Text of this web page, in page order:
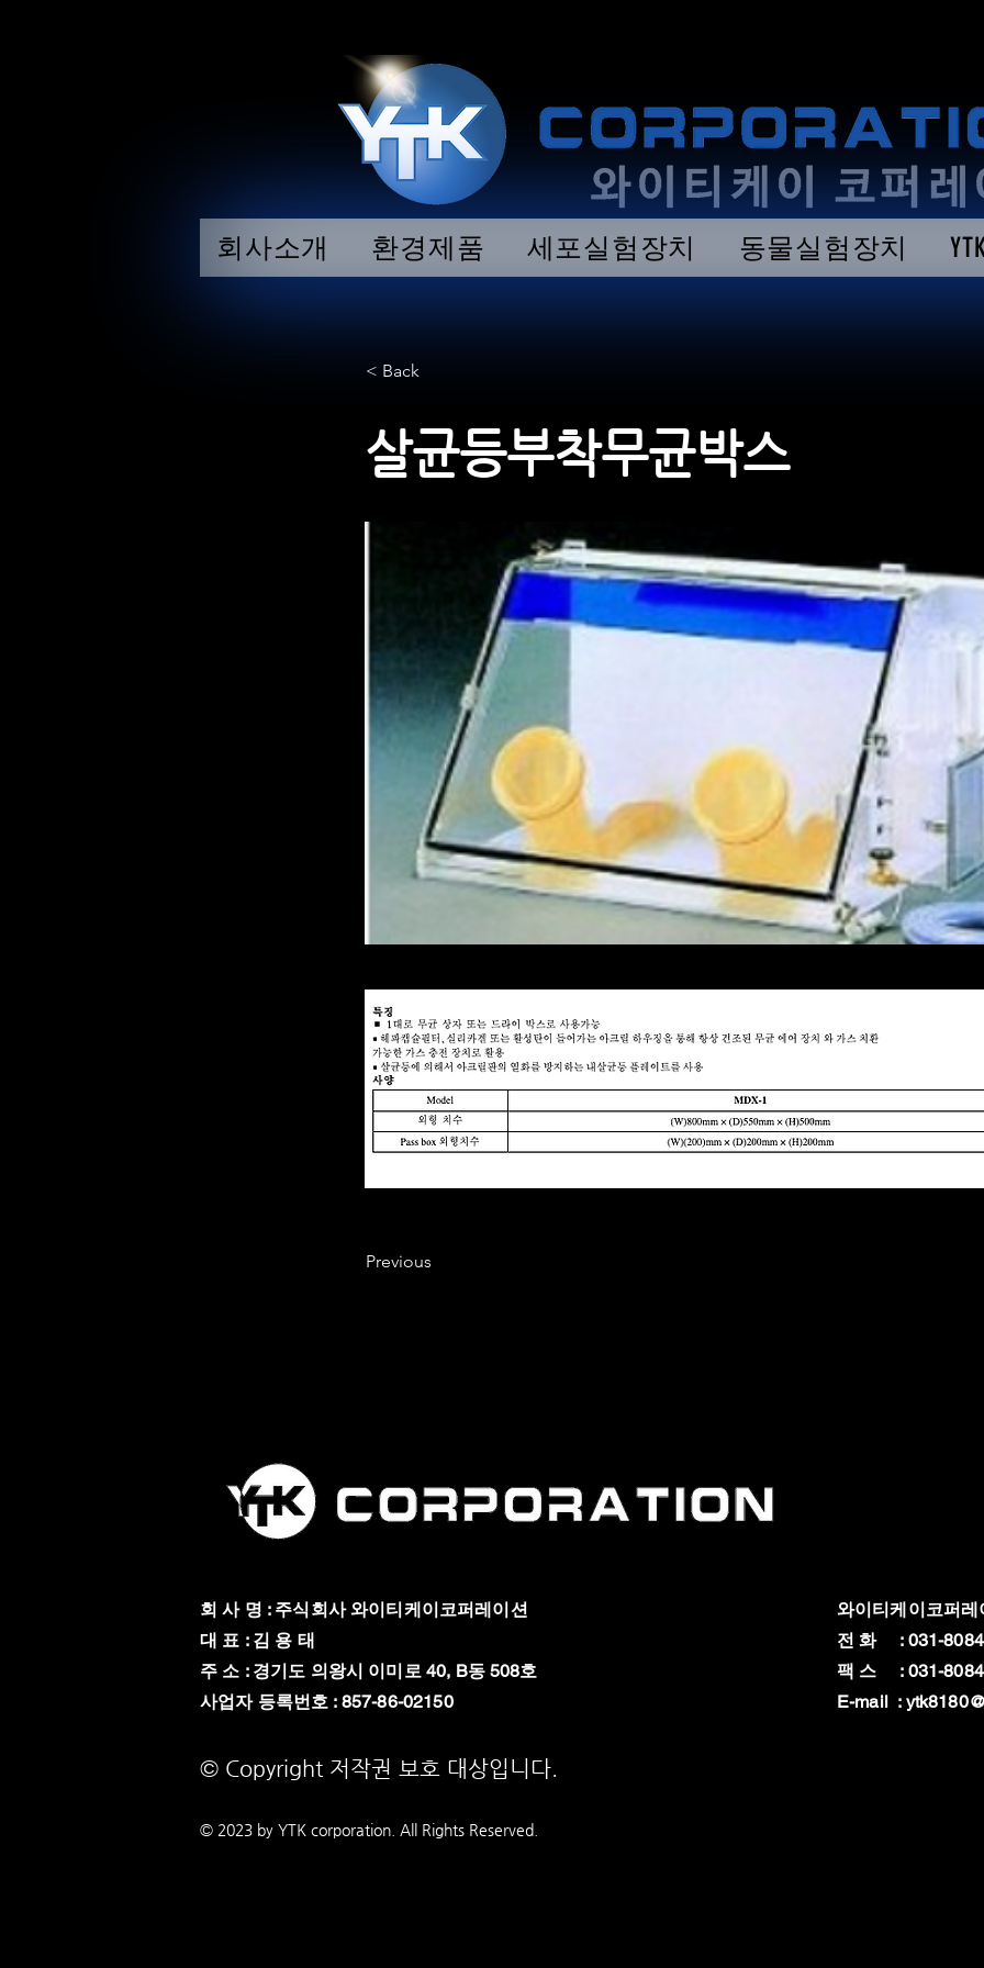
회사소개 환경제품 세포실험장치 동물실험장치
< Back
살균등부착무균박스
Previous
회 사 명 : 주식회사 와이티케이코퍼레이션
대 표 : 김 용 태
주 소 : 경기도 의왕시 이미로 40, B동 508호
​사업자 등록번호 : 857-86-02150
와이티케이코퍼레
전 화 : 031-
팩 스 : 031-
E-mail :
© Copyright 저작권 보호 대상입니다.
© 2023 by YTK corporation. All Rights Reserved.